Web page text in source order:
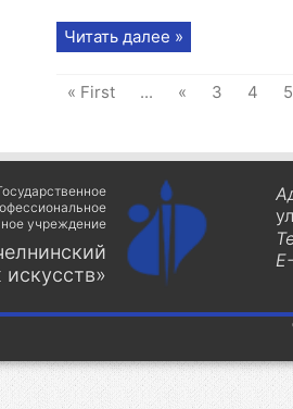
Читать далее »
« First ... « 3 4 5
учреждение